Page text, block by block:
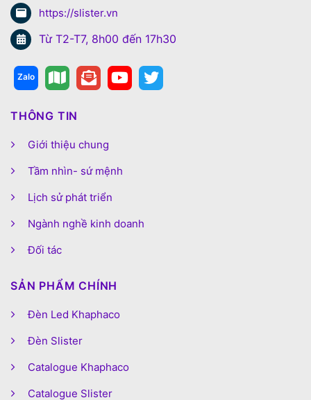
https://slister.vn
Từ T2-T7, 8h00 đến 17h30
THÔNG TIN
Giới thiệu chung
Tầm nhìn- sứ mệnh
Lịch sử phát triển
Ngành nghề kinh doanh
Đối tác
SẢN PHẨM CHÍNH
Đèn Led Khaphaco
Đèn Slister
Catalogue Khaphaco
Catalogue Slister